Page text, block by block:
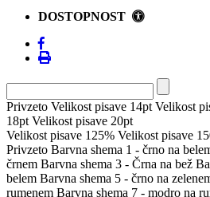
DOSTOPNOST
Privzeto Velikost pisave 14pt Velikost
18pt Velikost pisave 20pt
Velikost pisave 125% Velikost pisave
Privzeto Barvna shema 1 - črno na
črnem Barvna shema 3 - Črna na bež
belem Barvna shema 5 - črno na
rumenem Barvna shema 7 - modro na